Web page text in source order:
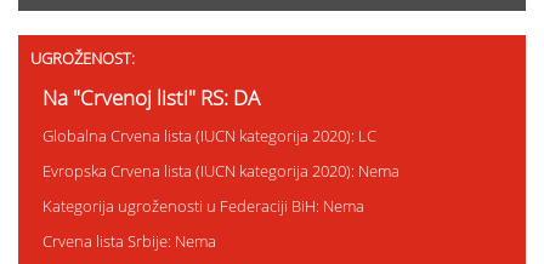
UGROŽENOST:
Na "Crvenoj listi" RS: DA
Globalna Crvena lista (IUCN kategorija 2020): LC
Evropska Crvena lista (IUCN kategorija 2020): Nema
Kategorija ugroženosti u Federaciji BiH: Nema
Crvena lista Srbije: Nema